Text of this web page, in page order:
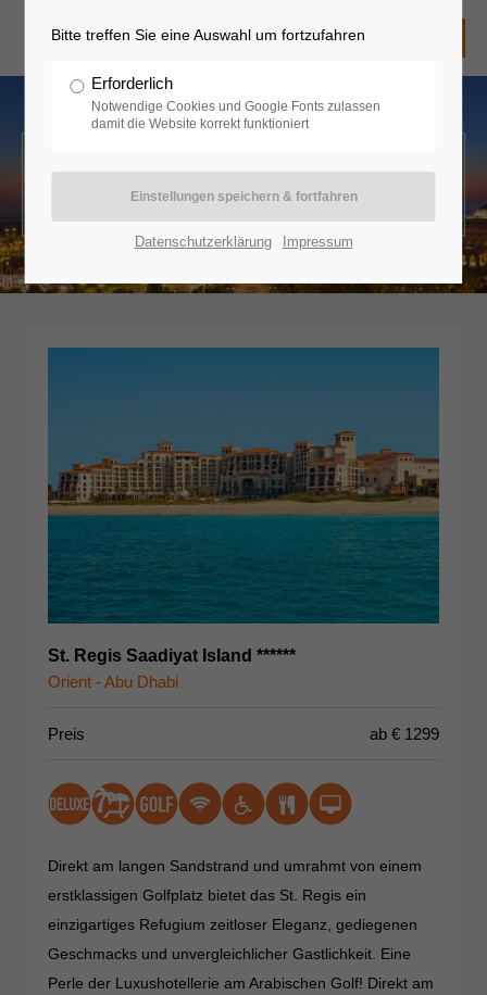
Orient - Abu Dhabi
St. Regis Saadiyat Island ******
Orient - Abu Dhabi
Preis ab € 1299
Direkt am langen Sandstrand und umrahmt von einem
erstklassigen Golfplatz bietet das St. Regis ein
einzigartiges Refugium zeitloser Eleganz, gediegenen
Geschmacks und unvergleichlicher Gastlichkeit. Eine
Perle der Luxushotellerie am Arabischen Golf! Direkt am
Bitte treffen Sie eine Auswahl um fortzufahren
Erforderlich
Notwendige Cookies und Google Fonts zulassen
damit die Website korrekt funktioniert
Datenschutzerklärung Impressum